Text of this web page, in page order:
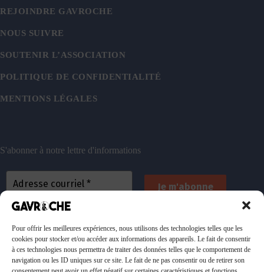
Pour offrir les meilleures expériences, nous utilisons des technologies telles que les
cookies pour stocker et/ou accéder aux informations des appareils. Le fait de consentir
à ces technologies nous permettra de traiter des données telles que le comportement de
navigation ou les ID uniques sur ce site. Le fait de ne pas consentir ou de retirer son
REJOINDRE GAVROCHE
NOUS SUIVRE
SOUTENIR L’ASSOCIATION
POLITIQUE DE CONFIDENTIALITÉ
MENTIONS LÉGALES
S'abonner à notre lettre d'informations
emails. Vous pouvez vous désinscrire à tout
moment. Consulteznotre politique de confidentialité
pour plus d’informations.